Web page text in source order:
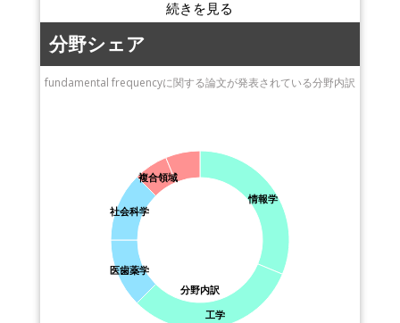
分野シェア
fundamental frequencyに関する論文が発表されている分野内訳
分野内訳
情報学
工学
医歯薬学
社会科学
複合領域